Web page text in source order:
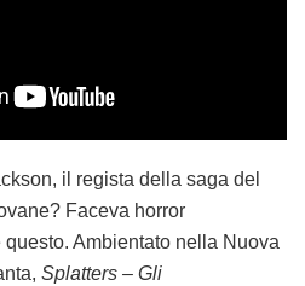
il regista della saga del
Faceva horror
Ambientato nella Nuova
Splatters – Gli